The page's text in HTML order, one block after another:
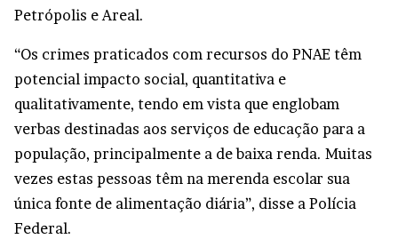
Petrópolis e Areal.
“Os crimes praticados com recursos do PNAE têm
potencial impacto social, quantitativa e
qualitativamente, tendo em vista que englobam
verbas destinadas aos serviços de educação para a
população, principalmente a de baixa renda. Muitas
vezes estas pessoas têm na merenda escolar sua
única fonte de alimentação diária”, disse a Polícia
Federal.